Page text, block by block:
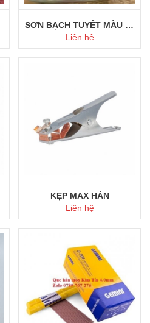
SƠN BẠCH TUYẾT MÀU TRẮNG
Liên hệ
Mua ngay
KẸP MAX HÀN
Liên hệ